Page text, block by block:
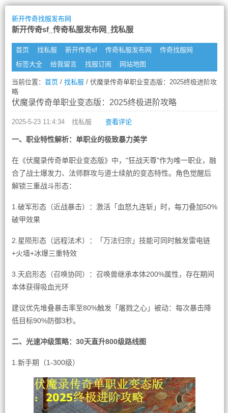
新开传奇找服发布网
新开传奇sf_传奇私服发布网_找私服
首页 找私服 新开传奇sf 传奇私服发布网
传奇找服网
标签大全
给我留言 找服订阅 网站地图
当前位置： 首页/ 找私服 / 伏魔录传奇单职业变态版：2025终极进阶攻
略
伏魔录传奇单职业变态版：2025终极进阶攻略
2025-5-23 11:4:34 找私服 查看评论
一、职业特性解析：单职业的极致暴力美学
在《伏魔录传奇单职业变态版》中，"狂战天尊"作为唯一职业，融
合了战士爆发力、法师群攻与道士续航的变态特性。角色觉醒后
解锁三重战斗形态：
1.破军形态（近战暴击）：激活「血怒九连斩」时，每刀叠加50%
破甲效果
2.星陨形态（远程法术）：「万法归宗」技能可同时触发雷电链
+火墙+冰爆三重特效
3.天启形态（召唤协同）：召唤兽继承本体200%属性，存在期间
本体获得吸血光环
建议优先堆叠暴击率至80%触发「屠戮之心」被动：每次暴击降
低目标90%防御3秒。
二、光速冲级策略：30天直升800级路线图
1.新手期（1-300级）